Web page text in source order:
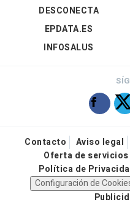
DESCONECTA
EPDATA.ES
INFOSALUS
Contacto Aviso legal
Oferta de servicios
Política de
Configuración de